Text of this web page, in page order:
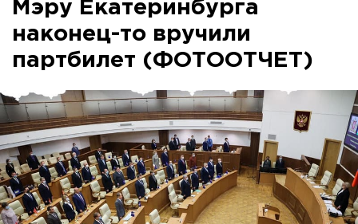
Мэру Екатеринбурга
наконец-то вручили
партбилет (ФОТООТЧЕТ)